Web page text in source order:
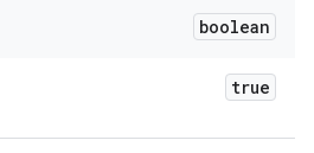
boolean
true